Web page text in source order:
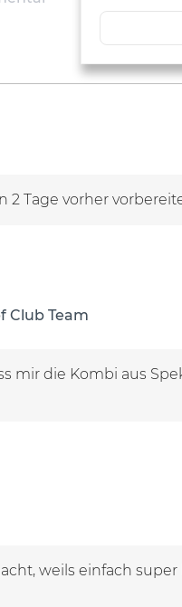
2 Tage vorher
Club Team
mir die Kombi aus
weils einfach